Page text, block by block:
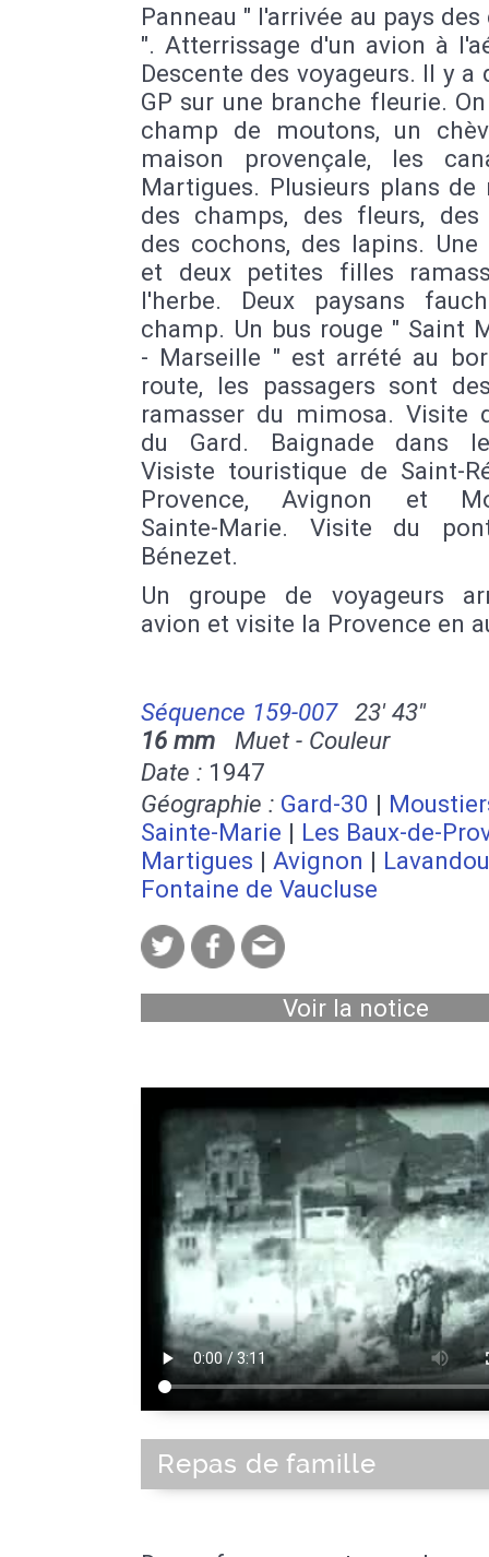
Panneau " l'arrivée au pays
". Atterrissage d'un avion à
Descente des voyageurs. Il y a
GP sur une branche fleurie.
champ de moutons, un
maison provençale, les
Martigues. Plusieurs plans de
des champs, des fleurs, des
des cochons, des lapins.
et deux petites filles
l'herbe. Deux paysans
champ. Un bus rouge " Saint
- Marseille " est arrété au
route, les passagers sont
ramasser du mimosa. Visite
du Gard. Baignade dans
Visiste touristique de Saint-
Provence, Avignon et
Sainte-Marie. Visite du
Bénezet.
Un groupe de voyageurs
avion et visite la Provence en
Séquence 159-007
23' 43''
16 mm Muet - Couleur
Date : 1947
Géographie : Gard-30 |
Sainte-Marie | Les Baux-de-
Martigues | Avignon |
Fontaine de Vaucluse
Voir la notice
Repas de famille